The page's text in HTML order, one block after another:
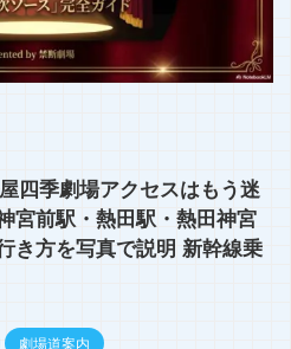
四季劇場アクセスはもう迷
宮前駅・熱田駅・熱田神宮
き方を写真で説明 新幹線乗
劇場道案内